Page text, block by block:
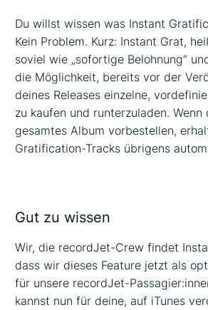
Du willst wissen was Instant
Kein Problem. Kurz: Instant Grat,
soviel wie „sofortige Belohnung“
die Möglichkeit, bereits vor der
deines Releases einzelne,
zu kaufen und runterzuladen. Wenn
gesamtes Album vorbestellen,
Gratification-Tracks übrigens
Gut zu wissen
Wir, die recordJet-Crew findet
dass wir dieses Feature jetzt als
für unsere recordJet-
kannst nun für deine, auf iTunes